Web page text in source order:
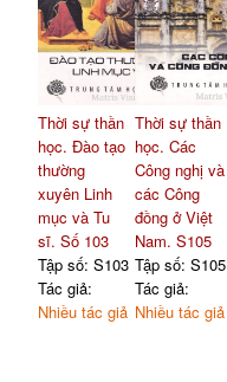
Thời sự thần
học. Đào tạo
thường
xuyên Linh
mục và Tu
sĩ. Số 103
Tập số: S103
Tác giả:
Nhiều tác giả
Thời sự thần
học. Các
Công nghị và
các Công
đồng ở Việt
Nam. S105
Tập số: S105
Tác giả:
Nhiều tác giả